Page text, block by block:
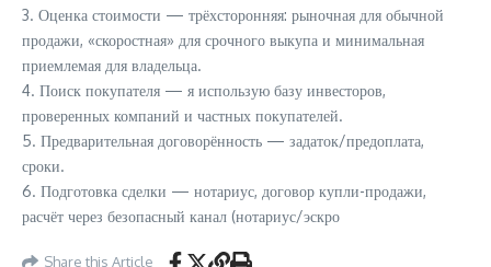
3. Оценка стоимости — трёхсторонняя: рыночная для обычной
продажи, «скоростная» для срочного выкупа и минимальная
приемлемая для владельца.
4. Поиск покупателя — я использую базу инвесторов,
проверенных компаний и частных покупателей.
5. Предварительная договорённость — задаток/предоплата,
сроки.
6. Подготовка сделки — нотариус, договор купли-продажи,
расчёт через безопасный канал (нотариус/эскро
Share this Article